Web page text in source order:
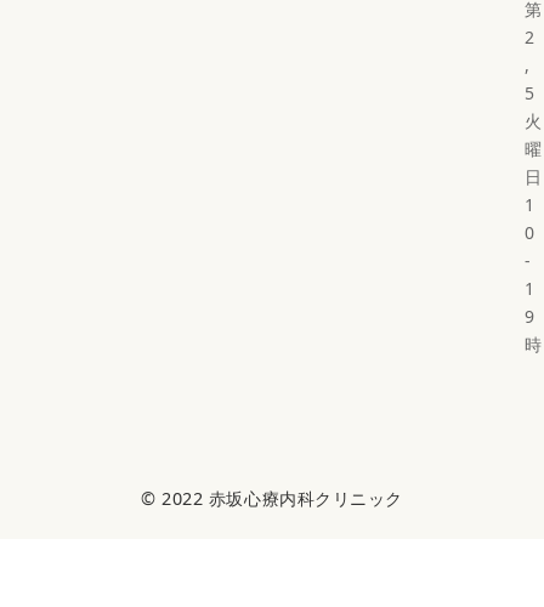
第
2
,
5
火
曜
日
1
0
-
1
9
時
© 2022 赤坂心療内科クリニック